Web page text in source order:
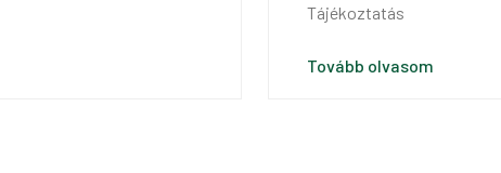
Tájékoztatás
Tovább olvasom